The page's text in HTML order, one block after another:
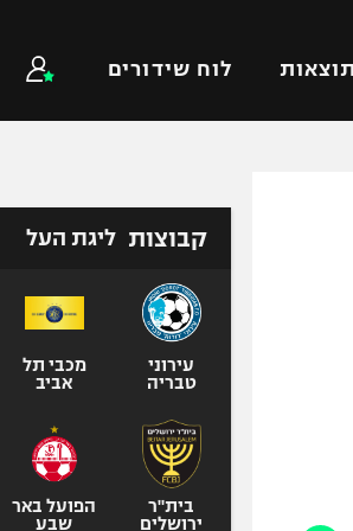
תוצאות לוח שידורים
טניס
כדורעף
ספורט אולימפי
קבוצות ליגת העל
עירוני
טבריה
מכבי תל
אביב
בית"ר
ירושלים
הפועל באר
שבע